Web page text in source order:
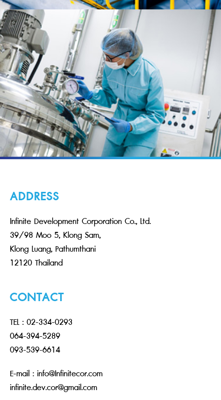
ADDRESS
Infinite Development Corporation Co., Ltd.
39/98 Moo 5, Klong Sam,
Klong Luang, Pathumthani
12120 Thailand
CONTACT
TEL : 02-334-0293
064-394-5289
093-539-6614
E-mail : info@Infinitecor.com
infinite.dev.cor@gmail.com